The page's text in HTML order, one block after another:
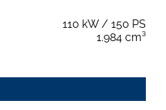
110 kW / 150 PS
1.984 cm³